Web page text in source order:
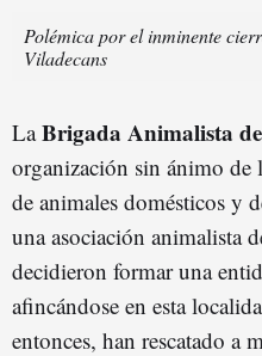
Polémica por el inminente
Viladecans
LaBrigada Animalista
organización sin ánimo de
de animales domésticos y
una asociación animalista
decidieron formar una
afincándose en esta
entonces, han rescatado a